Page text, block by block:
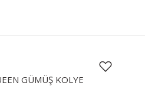
GÜMÜŞ KOLYE